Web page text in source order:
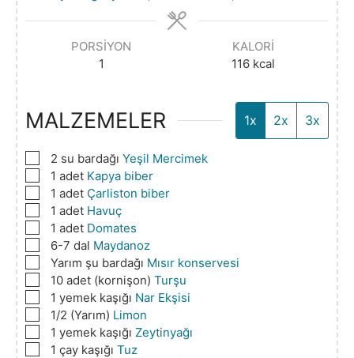
PORSIYON
1
KALORI
116 kcal
MALZEMELER 1x 2x 3x
▢
2 su bardağı Yeşil Mercimek
▢1 adet Kapya biber
▢1 adet Çarliston biber
▢1 adet Havuç
▢1 adet Domates
▢
6-7 dal Maydanoz
▢
Yarım şu bardağı Mısır konservesi
▢10 adet (kornişon) Turşu
▢1 yemek kaşığı Nar Ekşisi
▢1/2 (Yarım) Limon
▢1 yemek kaşığı Zeytinyağı
▢1 çay kaşığı Tuz